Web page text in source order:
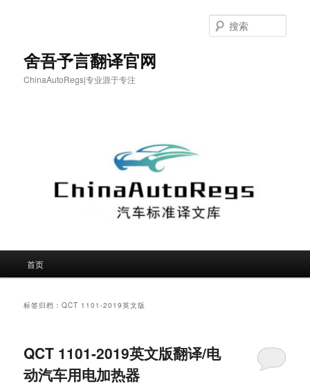
舍吾予言翻译官网
ChinaAutoRegs|专业源于专注
索
首页
标签归档：QCT 1101-2019英文版
QCT 1101-2019英文版翻译/电
动汽车用电加热器